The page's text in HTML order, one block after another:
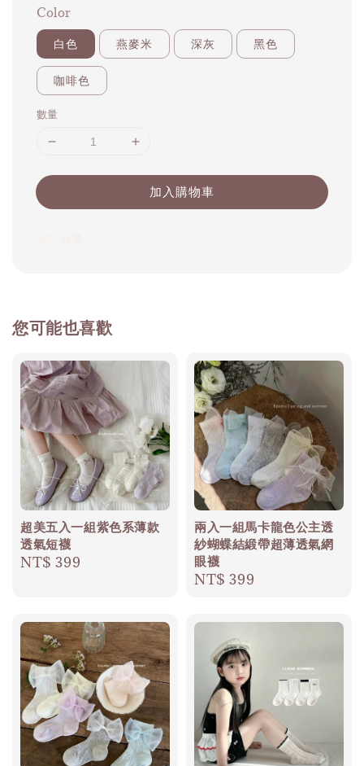
Color
白色 燕麥米 深灰 黑色
咖啡色
數量
加入購物車
您可能也喜歡
超美五入一組紫色系薄款
透氣短襪
Regular
NT$ 399
兩入一組馬卡龍色公主透
紗蝴蝶結緞帶超薄透氣網
眼襪
Regular
NT$ 399